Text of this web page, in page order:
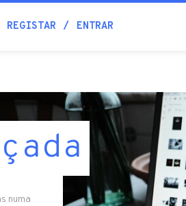
REGISTAR ENTRAR
numa